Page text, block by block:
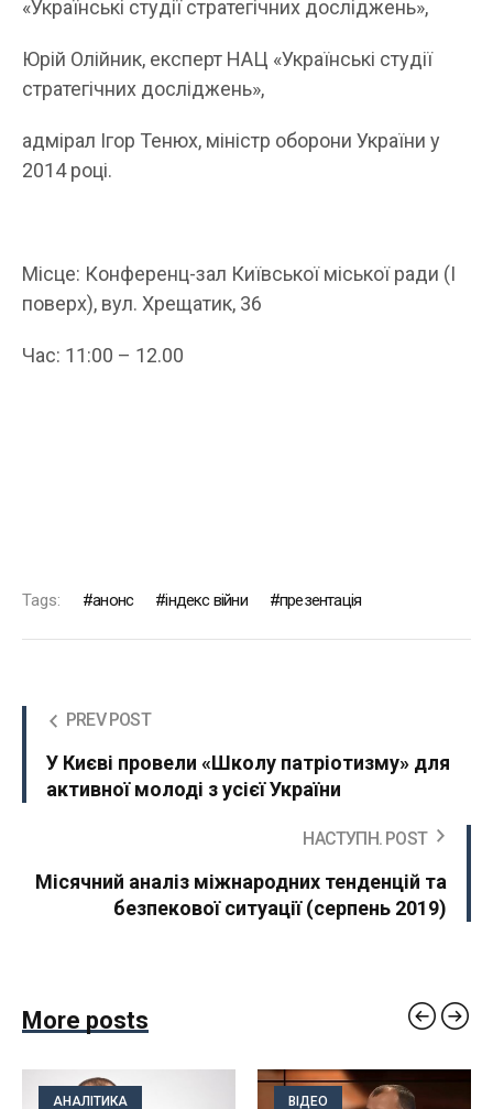
«Українські студії стратегічних досліджень»,
Юрій Олійник, експерт НАЦ «Українські студії
стратегічних досліджень»,
адмірал Ігор Тенюх, міністр оборони України у
2014 році.
Місце: Конференц-зал Київської міської ради (І
поверх), вул. Хрещатик, 36
Час: 11:00 – 12.00
Tags: анонс індекс війни презентація
PREV POST
У Києві провели «Школу патріотизму» для
активної молоді з усієї України
НАСТУПН. POST
Місячний аналіз міжнародних тенденцій та
безпекової ситуації (cерпень 2019)
More posts
АНАЛІТИКА ВІДЕО